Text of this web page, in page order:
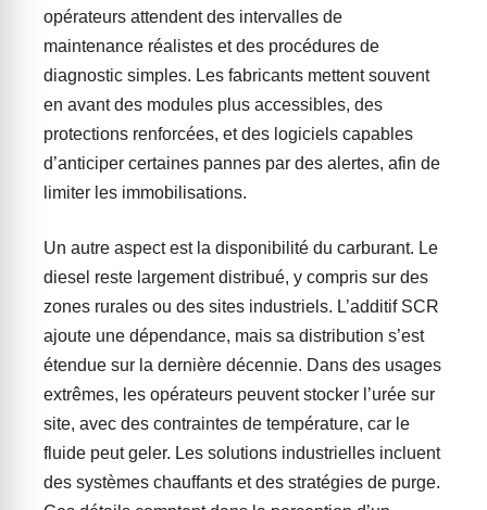
opérateurs attendent des intervalles de
maintenance réalistes et des procédures de
diagnostic simples. Les fabricants mettent souvent
en avant des modules plus accessibles, des
protections renforcées, et des logiciels capables
d’anticiper certaines pannes par des alertes, afin de
limiter les immobilisations.
Un autre aspect est la disponibilité du carburant. Le
diesel reste largement distribué, y compris sur des
zones rurales ou des sites industriels. L’additif SCR
ajoute une dépendance, mais sa distribution s’est
étendue sur la dernière décennie. Dans des usages
extrêmes, les opérateurs peuvent stocker l’urée sur
site, avec des contraintes de température, car le
fluide peut geler. Les solutions industrielles incluent
des systèmes chauffants et des stratégies de purge.